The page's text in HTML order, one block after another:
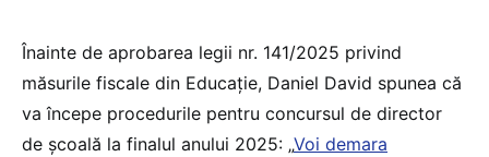
Înainte de aprobarea legii nr. 141/2025 privind
măsurile fiscale din Educație, Daniel David spunea că
va începe procedurile pentru concursul de director
de școală la finalul anului 2025: „Voi demara